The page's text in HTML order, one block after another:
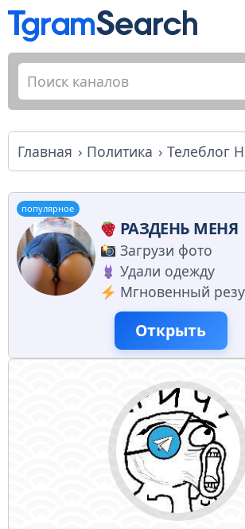
Главная Политика Телеблог
популярное
РАЗДЕНЬ МЕНЯ
Загрузи фото
Удали одежду
Мгновенный
Открыть